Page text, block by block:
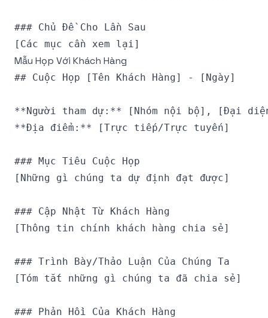
### Chủ Đề Cho Lần Sau
Mẫu Họp Với Khách Hàng
## Cuộc Họp [Tên Khách Hàng] - [Ngày]
**Người tham dự:** [Nhóm nội bộ], [Đại
**Địa điểm:** [Trực tiếp/Trực tuyến]
### Mục Tiêu Cuộc Họp
[Những gì chúng ta dự định đạt được]
### Cập Nhật Từ Khách Hàng
[Thông tin chính khách hàng chia sẻ]
### Trình Bày/Thảo Luận Của Chúng Ta
[Tóm tắt những gì chúng ta đã chia sẻ]
### Phản Hồi Của Khách Hàng